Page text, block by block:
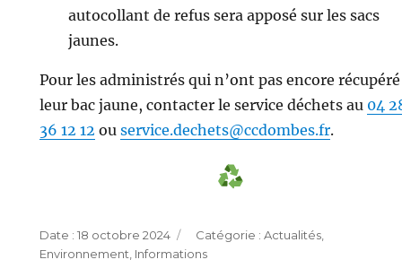
autocollant de refus sera apposé sur les sacs
jaunes.
Pour les administrés qui n’ont pas encore récupéré
leur bac jaune, contacter le service déchets au 04
36 12 12 ou service.dechets@ccdombes.fr.
Publié
le
18 octobre 2024 Catégories
Actualités,
Environnement Informations